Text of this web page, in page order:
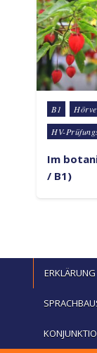
Posted in
B1
HV-
Im
/ B1)
ERKLÄRUNG